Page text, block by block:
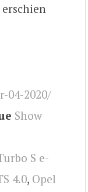
erschien
04-2020/
Show
S e-
4.0, Opel